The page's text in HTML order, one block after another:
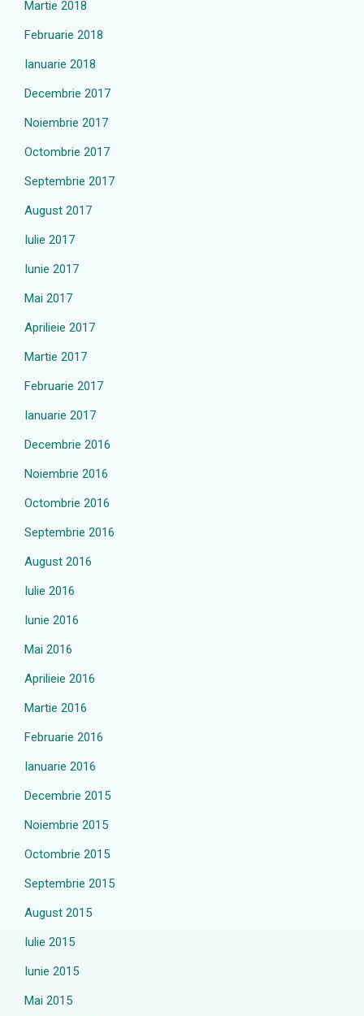
Martie 2018
Februarie 2018
Ianuarie 2018
Decembrie 2017
Noiembrie 2017
Octombrie 2017
Septembrie 2017
August 2017
Iulie 2017
Iunie 2017
Mai 2017
Aprilieie 2017
Martie 2017
Februarie 2017
Ianuarie 2017
Decembrie 2016
Noiembrie 2016
Octombrie 2016
Septembrie 2016
August 2016
Iulie 2016
Iunie 2016
Mai 2016
Aprilieie 2016
Martie 2016
Februarie 2016
Ianuarie 2016
Decembrie 2015
Noiembrie 2015
Octombrie 2015
Septembrie 2015
August 2015
Iulie 2015
Iunie 2015
Mai 2015